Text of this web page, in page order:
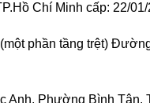
Chí Minh cấp: 22/01/
phần tầng trệt)
Phường Bình Tân,